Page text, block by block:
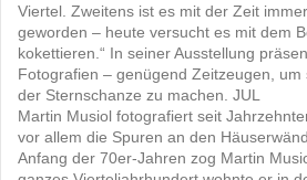
Viertel. Zweitens ist es mit der Zeit
geworden – heute versucht es mit dem
kokettieren.“ In seiner Ausstellung
Fotografien – genügend Zeitzeugen, um
der Sternschanze zu machen. JUL
Martin Musiol fotografiert seit
vor allem die Spuren an den
Anfang der 70er-Jahren zog Martin